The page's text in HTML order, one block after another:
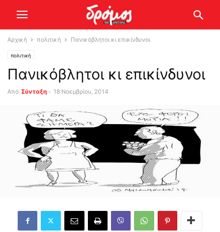
Αρχική πολιτική Πανικόβλητοι κι επικίνδυνοι
πολιτική
Πανικόβλητοι κι επικίνδυνοι
Από Σύνταξη - 18 Νοεμβρίου, 2014